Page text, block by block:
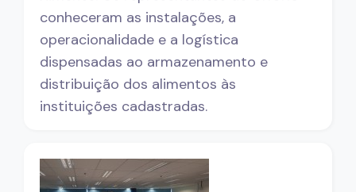
conheceram as instalações, a
operacionalidade e a logística
dispensadas ao armazenamento e
distribuição dos alimentos às
instituições cadastradas.